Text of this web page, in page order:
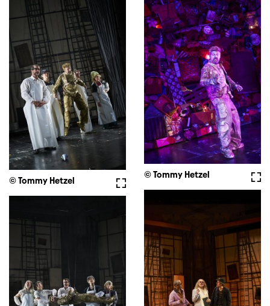
© Tommy Hetzel
Fullscreen
© Tommy Hetzel